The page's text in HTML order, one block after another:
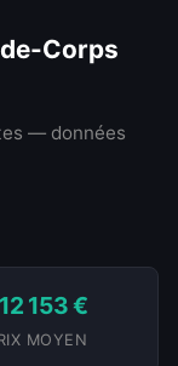
Corps
— données
153 €
MOYEN